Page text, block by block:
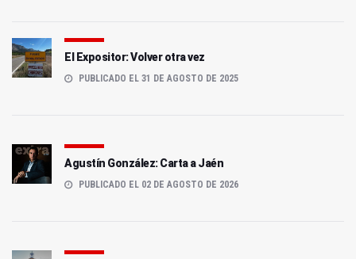
El Expositor: Volver otra vez
PUBLICADO EL 31 DE AGOSTO DE 2025
Agustín González: Carta a Jaén
PUBLICADO EL 02 DE AGOSTO DE 2026